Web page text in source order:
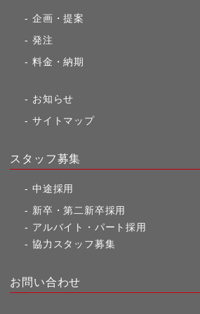
企画・提案
発注
料金・納期
お知らせ
サイトマップ
スタッフ募集
中途採用
新卒・第二新卒採用
アルバイト・パート採用
協力スタッフ募集
お問い合わせ